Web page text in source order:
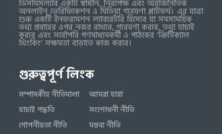
ডিসমিসল্যাব একটি স্বাধীন, নিরপেক্ষ এবং অরাজনৈতিক
অনলাইন ভেরিফিকেশন ও মিডিয়া গবেষণা প্লাটফর্ম। এর যাত্রা
শুরু একটি ইনফরমেশন ল্যাবরেটরি হিসেবে যা সমসাময়িক
তথ্য প্রবাহের ওপর নজর রাখবে, গবেষণা করবে, তথ্য যাচাই
করবে এবং সর্বোপরি গণমাধ্যমকর্মী ও পাঠকের ‘ক্রিটিক্যাল
থিংকিং’ সক্ষমতা বাড়াতে কাজ করবে।
গুরুত্বপূর্ণ লিংক
সম্পাদকীয় নীতিমালা
যাচাই পদ্ধতি
গোপনীয়তা নীতি
আমরা যারা
সংশোধনী নীতি
মন্তব্য নীতি